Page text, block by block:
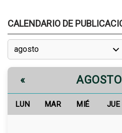
CALENDARIO DE
«
LUN MAR MIÉ JUE